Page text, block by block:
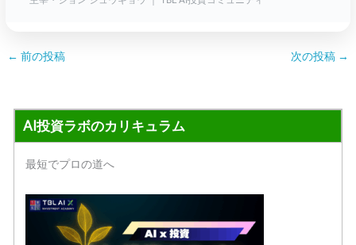
← 前の投稿 次の投稿 →
AI投資ラボのカリキュラム
最短でプロの道へ